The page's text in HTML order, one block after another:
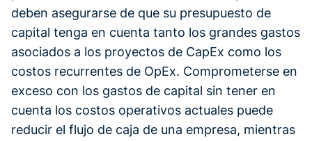
deben asegurarse de que su presupuesto de
capital tenga en cuenta tanto los grandes gastos
asociados a los proyectos de CapEx como los
costos recurrentes de OpEx. Comprometerse en
exceso con los gastos de capital sin tener en
cuenta los costos operativos actuales puede
reducir el flujo de caja de una empresa, mientras